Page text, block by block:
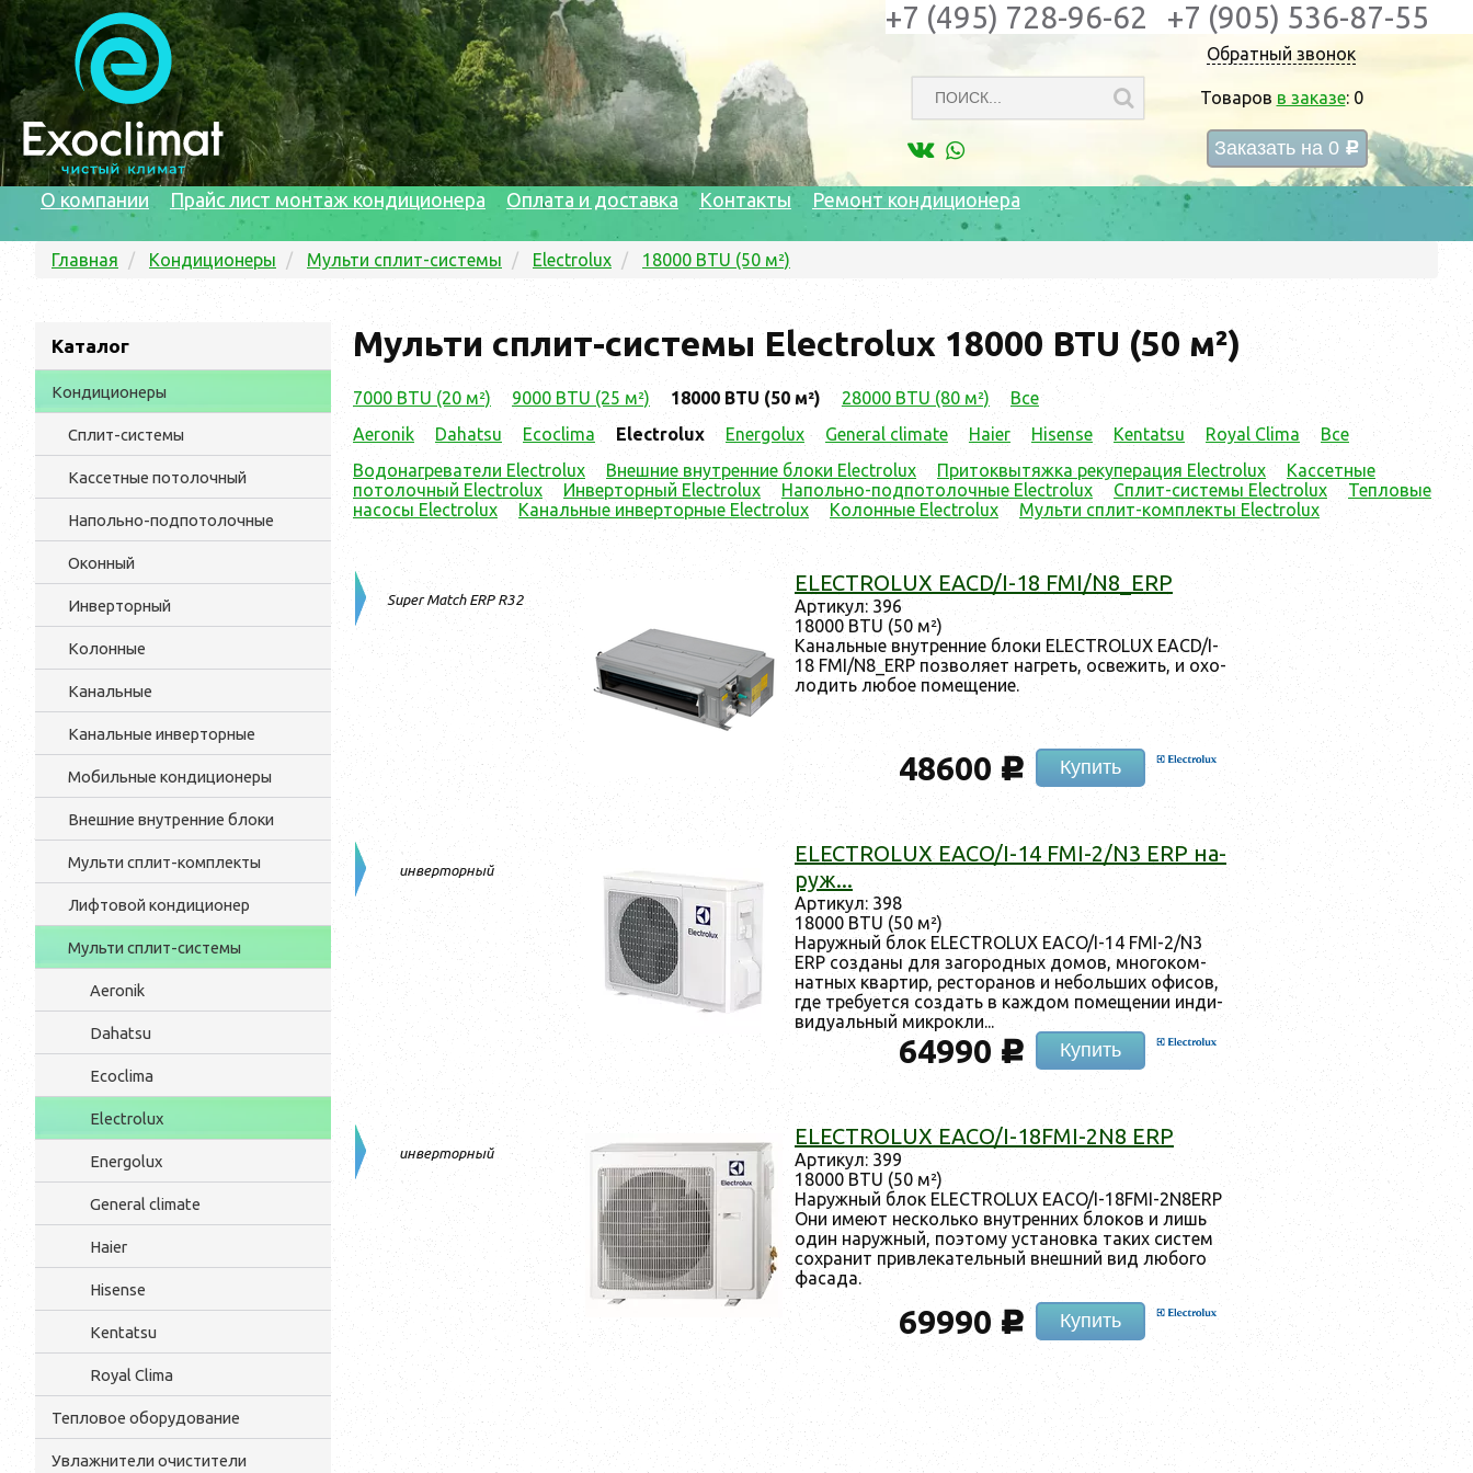
Обратный звонок
Товаров в заказе: 0
Заказать на 0 c
+7 (495) 728-96-62 +7 (905) 536-87-55
О компании Прайс лист монтаж кондиционера Оплата и доставка Контакты Ремонт кондиционера
Главная Кондиционеры Мульти сплит-системы Electrolux 18000 BTU (50 м²)
Каталог
Кондиционеры
Сплит-системы
Кассетные потолочный
Напольно-подпотолочные
Оконный
Инверторный
Колонные
Канальные
Канальные инверторные
Мобильные кондиционеры
Внешние внутренние блоки
Мульти cплит-комплекты
Лифтовой кондиционер
Мульти сплит-системы
Aeronik
Dahatsu
Ecoclima
Electrolux
Energolux
General climate
Haier
Hisense
Kentatsu
Royal Clima
Тепловое оборудование
Увлажнители очистители
Мульти сплит-системы Electrolux 18000 BTU (50 м²)
7000 BTU (20 м²) 9000 BTU (25 м²) 18000 BTU (50 м²) 28000 BTU (80 м²)
Все
Aeronik
Dahatsu Ecoclima Electrolux Energolux General climate Haier Hisense Kentatsu Royal Clima
Все
Водонагреватели Electrolux
Внешние внутренние блоки Electrolux Притоквытяжка рекуперация Electrolux
Кассетные
потолочный Electrolux
Инверторный Electrolux Напольно-подпотолочные Electrolux Сплит-системы Electrolux
Тепловые
насосы Electrolux
Канальные инверторные Electrolux Колонные Electrolux Мульти cплит-комплекты Electrolux
Super Match ERP R32
ELECTROLUX EACD/I-18 FMI/N8_ERP
Ар­ти­кул: 396
18000 BTU (50 м²)
Ка­наль­ные внут­ренние бло­ки ELECTROLUX EACD/I-
18 FMI/N8_ERP поз­во­ля­ет наг­реть, ос­ве­жить, и охо­
лодить лю­бое по­меще­ние.
48600 c Купить
инверторный
ELECTROLUX EACO/I-14 FMI-2/N3 ERP на­
руж...
Ар­ти­кул: 398
18000 BTU (50 м²)
На­руж­ный блок ELECTROLUX EACO/I-14 FMI-2/N3
ERP соз­да­ны для за­город­ных до­мов, мно­гоком­
натных квар­тир, рес­то­ранов и не­боль­ших офи­сов,
где тре­бу­ет­ся соз­дать в каж­дом по­меще­нии ин­ди­
виду­аль­ный мик­рокли...
64990 c Купить
инверторный
ELECTROLUX EACO/I-18FMI-2N8 ERP
Ар­ти­кул: 399
18000 BTU (50 м²)
На­руж­ный блок ELECTROLUX EACO/I-18FMI-2N8ERP
Они име­ют нес­коль­ко внут­ренних бло­ков и лишь
один на­руж­ный, по­это­му ус­та­нов­ка та­ких сис­тем
сох­ра­нит прив­ле­катель­ный внеш­ний вид лю­бого
фа­сада.
69990 c Купить